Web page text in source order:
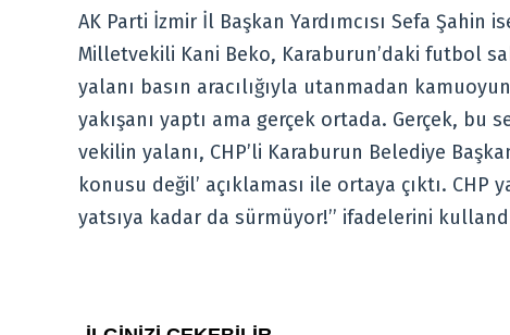
AK Parti İzmir İl Başkan Yardımcısı Sefa Şahin
Milletvekili Kani Beko, Karaburun’daki futbol
yalanı basın aracılığıyla utanmadan
yakışanı yaptı ama gerçek ortada. Gerçek, bu
vekilin yalanı, CHP’li Karaburun Belediye
konusu değil’ açıklaması ile ortaya çıktı.
yatsıya kadar da sürmüyor!’’ ifadelerini